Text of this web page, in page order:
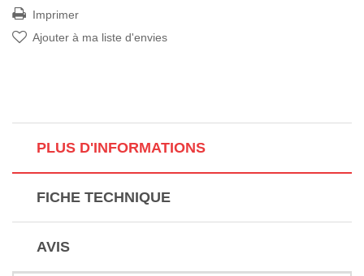
Imprimer
Ajouter à ma liste d'envies
PLUS D'INFORMATIONS
FICHE TECHNIQUE
AVIS